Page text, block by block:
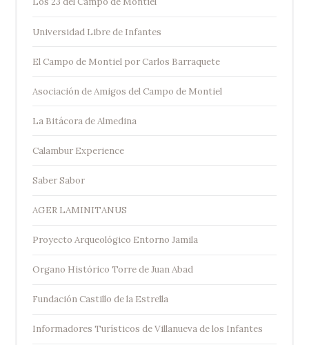
Universidad Libre de Infantes
El Campo de Montiel por Carlos Barraquete
Asociación de Amigos del Campo de Montiel
La Bitácora de Almedina
Calambur Experience
Saber Sabor
AGER LAMINITANUS
Proyecto Arqueológico Entorno Jamila
Organo Histórico Torre de Juan Abad
Fundación Castillo de la Estrella
Informadores Turísticos de Villanueva de los Infantes